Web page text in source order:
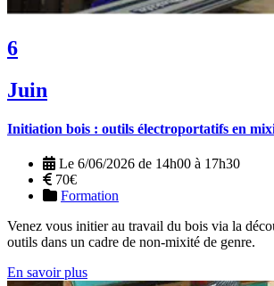
6
Juin
Initiation bois : outils électroportatifs en
Le 6/06/2026 de 14h00 à 17h30
70€
Formation
Venez vous initier au travail du bois via la
outils dans un cadre de non-mixité de genre.
En savoir plus